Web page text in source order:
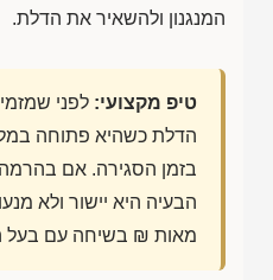
המנגנון ולהשאיר את הדלת.
טיפ מקצועי: לפני
הדלת כשהיא פתוחה
בזמן הסגירה. אם
הבעיה היא יישור ולא
מאות ₪ בשיחה עם בעל